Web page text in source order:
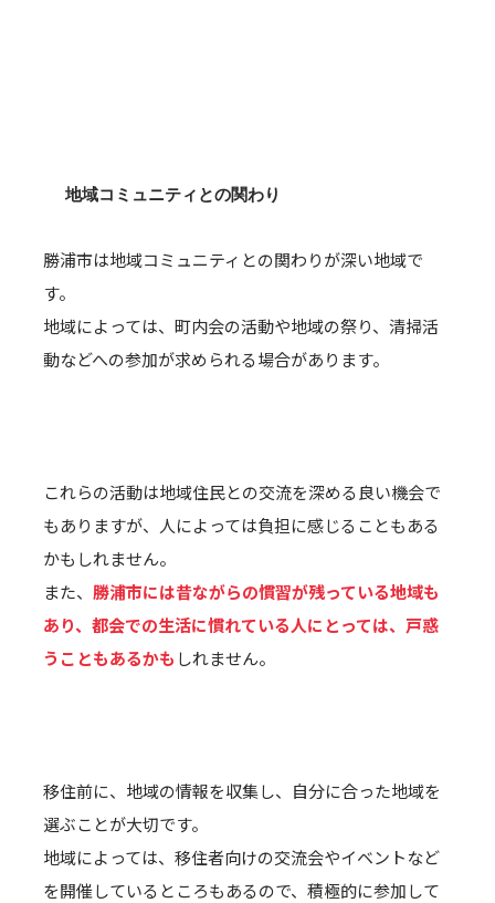
地域コミュニティとの関わり
勝浦市は地域コミュニティとの関わりが深い地域で
す。
地域によっては、町内会の活動や地域の祭り、清掃活
動などへの参加が求められる場合があります。
これらの活動は地域住民との交流を深める良い機会で
もありますが、人によっては負担に感じることもある
かもしれません。
また、 勝浦市には昔ながらの慣習が残っている地域も
あり、都会での生活に慣れている人にとっては、戸惑
うこともあるかも しれません。
移住前に、地域の情報を収集し、自分に合った地域を
選ぶことが大切です。
地域によっては、移住者向けの交流会やイベントなど
を開催しているところもあるので、積極的に参加して